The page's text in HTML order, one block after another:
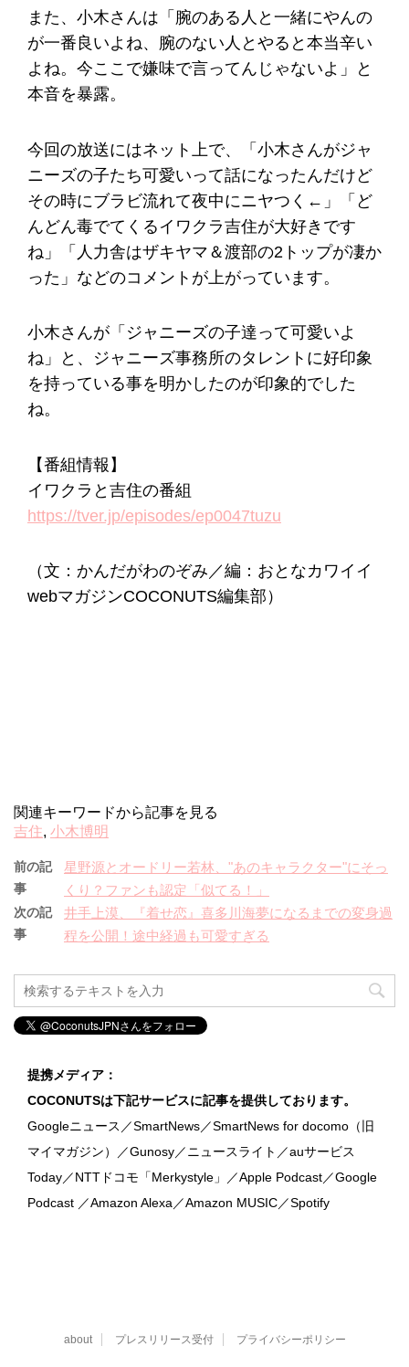
また、小木さんは「腕のある人と一緒にやんの
が一番良いよね、腕のない人とやると本当辛い
よね。今ここで嫌味で言ってんじゃないよ」と
本音を暴露。
今回の放送にはネット上で、「小木さんがジャ
ニーズの子たち可愛いって話になったんだけど
その時にブラビ流れて夜中にニヤつく←」「ど
んどん毒でてくるイワクラ吉住が大好きです
ね」「人力舎はザキヤマ＆渡部の2トップが凄か
った」などのコメントが上がっています。
小木さんが「ジャニーズの子達って可愛いよ
ね」と、ジャニーズ事務所のタレントに好印象
を持っている事を明かしたのが印象的でした
ね。
【番組情報】
イワクラと吉住の番組
https://tver.jp/episodes/ep0047tuzu
（文：かんだがわのぞみ／編：おとなカワイイ
webマガジンCOCONUTS編集部）
関連キーワードから記事を見る
吉住, 小木博明
前の記
事
星野源とオードリー若林、"あのキャラクター"にそっ
くり？ファンも認定「似てる！」
次の記
事
井手上漠、『着せ恋』喜多川海夢になるまでの変身過
程を公開！途中経過も可愛すぎる
提携メディア：
COCONUTSは下記サービスに記事を提供しております。
Googleニュース／SmartNews／SmartNews for docomo（旧
マイマガジン）／Gunosy／ニュースライト／auサービス
Today／NTTドコモ「Merkystyle」／Apple Podcast／Google
Podcast ／Amazon Alexa／Amazon MUSIC／Spotify
about プレスリリース受付 プライバシーポリシー